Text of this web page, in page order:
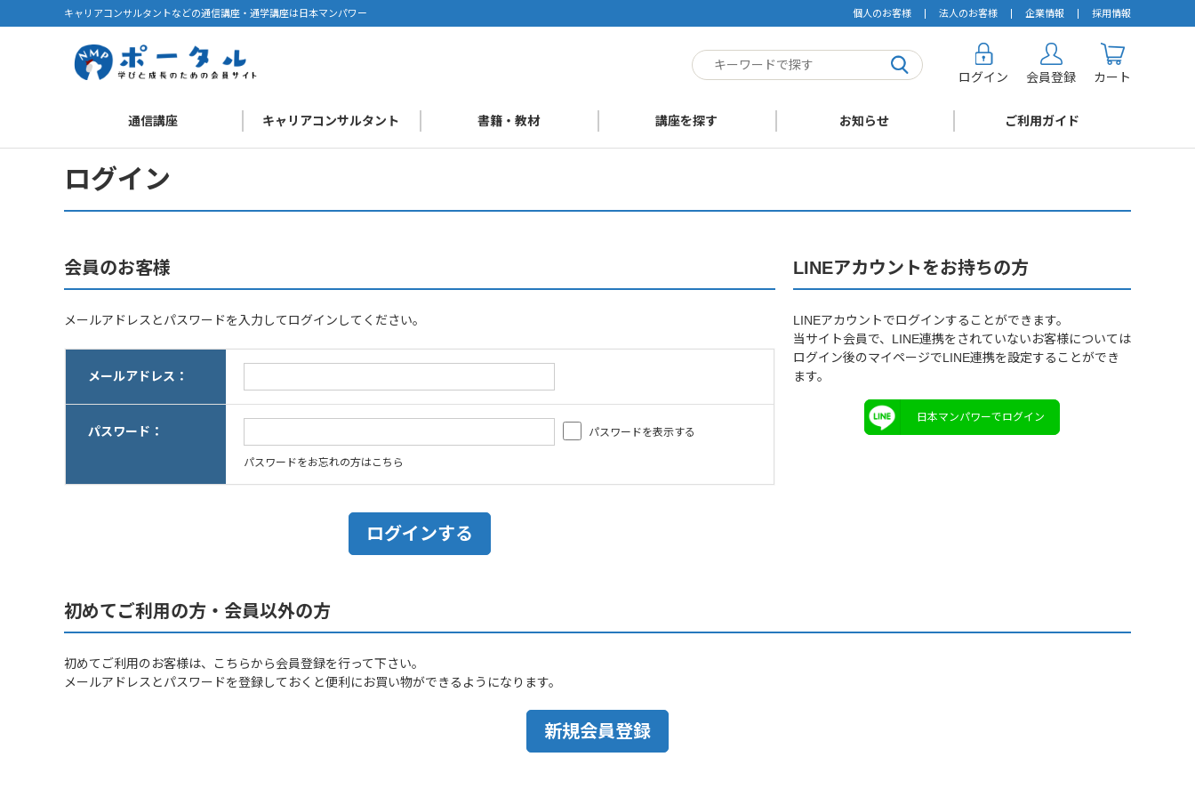
キャリアコンサルタントなどの通信講座・通学講座は日本マンパワー 個人のお客様 法人のお客様 企業情報 採用情報
ログイン 会員登録 カート
通信講座 キャリアコンサルタント 書籍・教材 講座を探す お知らせ ご利用ガイド
ログイン
会員のお客様
メールアドレスとパスワードを入力してログインしてください。
メールアドレス：
パスワード： パスワードを表示する
パスワードをお忘れの方はこちら
LINEアカウントをお持ちの方
LINEアカウントでログインすることができます。
当サイト会員で、LINE連携をされていないお客様については
ログイン後のマイページでLINE連携を設定することができ
ます。
日本マンパワーでログイン
初めてご利用の方・会員以外の方
初めてご利用のお客様は、こちらから会員登録を行って下さい。
メールアドレスとパスワードを登録しておくと便利にお買い物ができるようになります。